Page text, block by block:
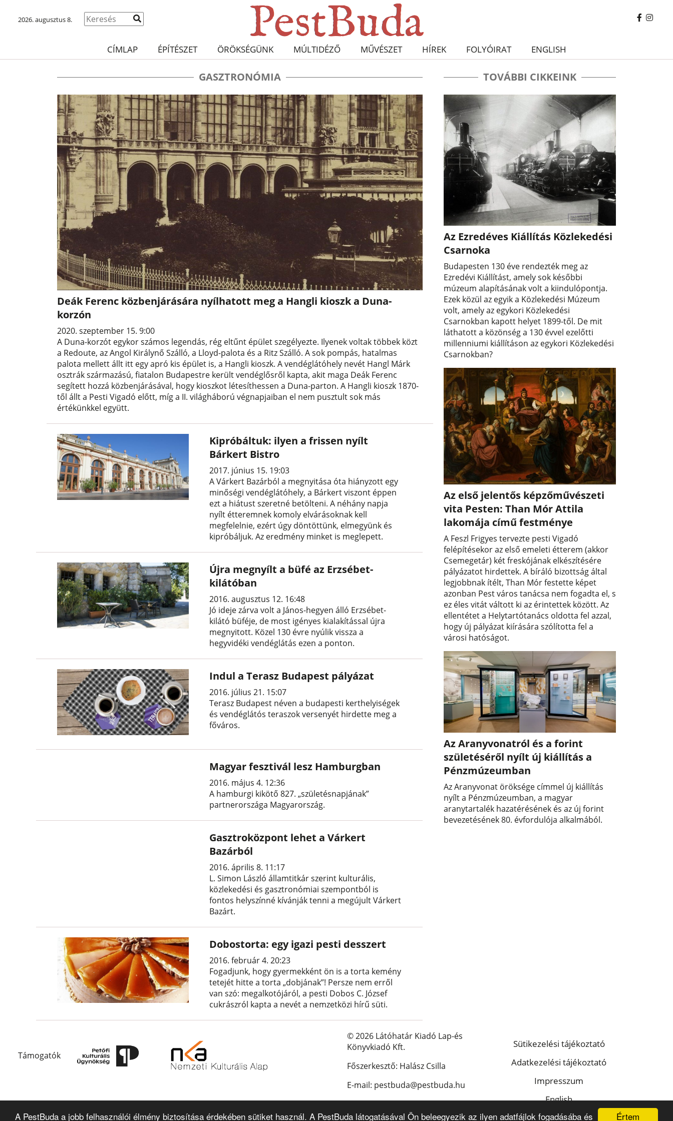
Értem
A PestBuda a jobb felhasználói élmény biztosítása érdekében sütiket használ. A PestBuda látogatásával Ön beleegyezik az ilyen adatfájlok fogadásába és
2026. augusztus 8.
CÍMLAP ÉPÍTÉSZET ÖRÖKSÉGÜNK MÚLTIDÉZŐ MŰVÉSZET HÍREK FOLYÓIRAT ENGLISH
GASZTRONÓMIA
Deák Ferenc közbenjárására nyílhatott meg a Hangli kioszk a Duna-
korzón
2020. szeptember 15. 9:00
A Duna-korzót egykor számos legendás, rég eltűnt épület szegélyezte. Ilyenek voltak többek közt
a Redoute, az Angol Királynő Szálló, a Lloyd-palota és a Ritz Szálló. A sok pompás, hatalmas
palota mellett állt itt egy apró kis épület is, a Hangli kioszk. A vendéglátóhely nevét Hangl Márk
osztrák származású, fiatalon Budapestre került vendéglősről kapta, akit maga Deák Ferenc
segített hozzá közbenjárásával, hogy kioszkot létesíthessen a Duna-parton. A Hangli kioszk 1870-
től állt a Pesti Vigadó előtt, míg a II. világháború végnapjaiban el nem pusztult sok más
értékünkkel együtt.
Kipróbáltuk: ilyen a frissen nyílt
Bárkert Bistro
2017. június 15. 19:03
A Várkert Bazárból a megnyitása óta hiányzott egy
minőségi vendéglátóhely, a Bárkert viszont éppen
ezt a hiátust szeretné betölteni. A néhány napja
nyílt étteremnek komoly elvárásoknak kell
megfelelnie, ezért úgy döntöttünk, elmegyünk és
kipróbáljuk. Az eredmény minket is meglepett.
Újra megnyílt a büfé az Erzsébet-
kilátóban
2016. augusztus 12. 16:48
Jó ideje zárva volt a János-hegyen álló Erzsébet-
kilátó büféje, de most igényes kialakítással újra
megnyitott. Közel 130 évre nyúlik vissza a
hegyvidéki vendéglátás ezen a ponton.
Indul a Terasz Budapest pályázat
2016. július 21. 15:07
Terasz Budapest néven a budapesti kerthelyiségek
és vendéglátós teraszok versenyét hirdette meg a
főváros.
Magyar fesztivál lesz Hamburgban
2016. május 4. 12:36
A hamburgi kikötő 827. „születésnapjának”
partnerországa Magyarország.
Gasztroközpont lehet a Várkert
Bazárból
2016. április 8. 11:17
L. Simon László államtitkár szerint kulturális,
közlekedési és gasztronómiai szempontból is
fontos helyszínné kívánják tenni a megújult Várkert
Bazárt.
Dobostorta: egy igazi pesti desszert
2016. február 4. 20:23
Fogadjunk, hogy gyermekként ön is a torta kemény
tetejét hitte a torta „dobjának”! Persze nem erről
van szó: megalkotójáról, a pesti Dobos C. József
cukrászról kapta a nevét a nemzetközi hírű süti.
TOVÁBBI CIKKEINK
Az Ezredéves Kiállítás Közlekedési
Csarnoka
Budapesten 130 éve rendezték meg az
Ezredévi Kiállítást, amely sok későbbi
múzeum alapításának volt a kiindulópontja.
Ezek közül az egyik a Közlekedési Múzeum
volt, amely az egykori Közlekedési
Csarnokban kapott helyet 1899-től. De mit
láthatott a közönség a 130 évvel ezelőtti
millenniumi kiállításon az egykori Közlekedési
Csarnokban?
Az első jelentős képzőművészeti
vita Pesten: Than Mór Attila
lakomája című festménye
A Feszl Frigyes tervezte pesti Vigadó
felépítésekor az első emeleti étterem (akkor
Csemegetár) két freskójának elkészítésére
pályázatot hirdettek. A bíráló bizottság által
legjobbnak ítélt, Than Mór festette képet
azonban Pest város tanácsa nem fogadta el, s
ez éles vitát váltott ki az érintettek között. Az
ellentétet a Helytartótanács oldotta fel azzal,
hogy új pályázat kiírására szólította fel a
városi hatóságot.
Az Aranyvonatról és a forint
születéséről nyílt új kiállítás a
Pénzmúzeumban
Az Aranyvonat öröksége címmel új kiállítás
nyílt a Pénzmúzeumban, a magyar
aranytartalék hazatérésének és az új forint
bevezetésének 80. évfordulója alkalmából.
Támogatók
© 2026 Látóhatár Kiadó Lap-és
Könyvkiadó Kft.
Főszerkesztő: Halász Csilla
E-mail: pestbuda@pestbuda.hu
Sütikezelési tájékoztató
Adatkezelési tájékoztató
Impresszum
English
HU ISSN 2786-2119